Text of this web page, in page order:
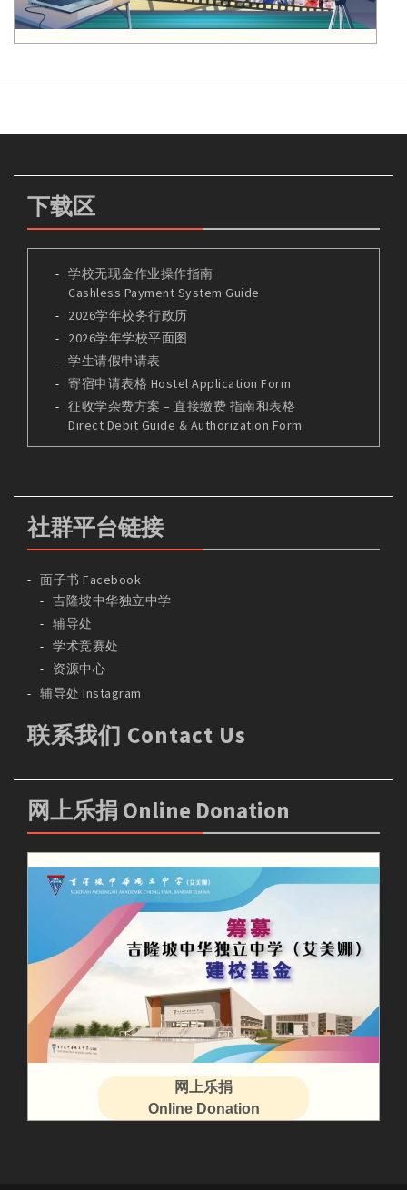
下载区
学校无现金作业操作指南
Cashless Payment System Guide
2026学年校务行政历
2026学年学校平面图
学生请假申请表
寄宿申请表格 Hostel Application Form
征收学杂费方案 – 直接缴费 指南和表格
Direct Debit Guide & Authorization Form
社群平台链接
面子书 Facebook
吉隆坡中华独立中学
辅导处
学术竞赛处
资源中心
辅导处 Instagram
联系我们 Contact Us
网上乐捐 Online Donation
网上乐捐
Online Donation